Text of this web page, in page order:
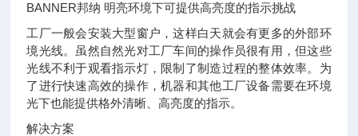
BANNER邦纳 明亮环境下可提供高亮度的指示挑战
工厂一般会安装大型窗户，这样白天就会有更多的外部环
境光线。虽然自然光对工厂车间的操作员很有用，但这些
光线不利于观看指示灯，限制了制造过程的整体效率。为
了进行快速高效的操作，机器和其他工厂设备需要在环境
光下也能提供格外清晰、高亮度的指示。
解决方案